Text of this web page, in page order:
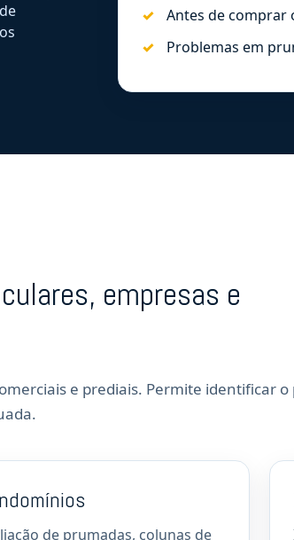
Antes de comprar
Problemas em
empresas e
e prediais. Permite identificar
de prumadas, colunas de